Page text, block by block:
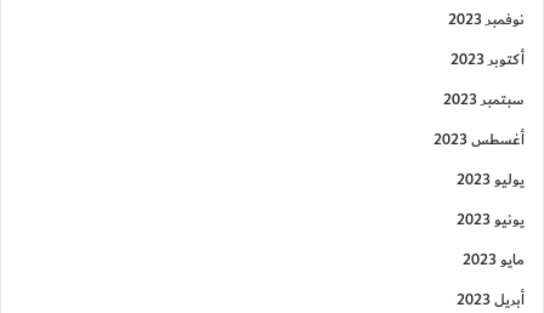
نوفمبر 2023
أكتوبر 2023
سبتمبر 2023
أغسطس 2023
يوليو 2023
يونيو 2023
مايو 2023
أبريل 2023